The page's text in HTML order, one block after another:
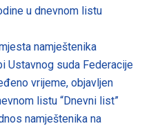
u dnevnom listu
namještenika
Ustavnog suda Federacije
vrijeme, objavljen
listu “Dnevni list”
namještenika na